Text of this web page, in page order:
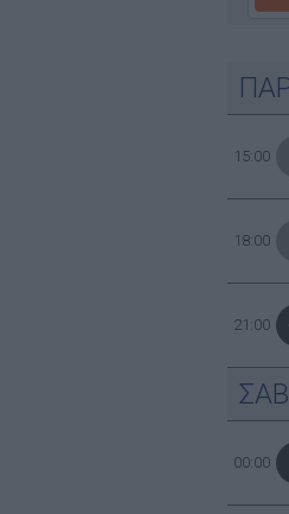
15:00
18:00
21:00
00:00